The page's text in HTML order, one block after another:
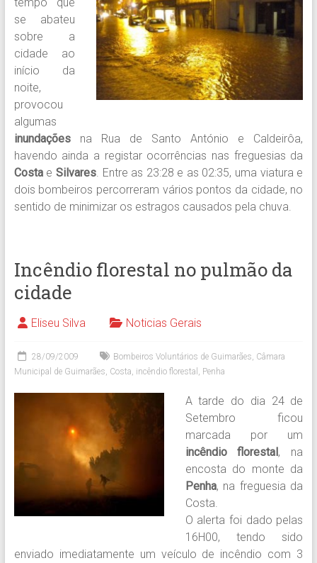
se abateu
sobre a
cidade ao
início da
noite,
provocou
algumas
inundaçõesna Rua de Santo António e Caldeirôa,
havendo ainda a registar ocorrências nas freguesias da
Costae Silvares. Entre as 23:28 e as 02:35, uma viatura e
dois bombeiros percorreram vários pontos da cidade, no
sentido de minimizar os estragos causados pela chuva.
Incêndio florestal no pulmão da
cidade
Eliseu Silva Noticias Gerais
28/09/2009 Bombeiros Voluntários de Guimarães Câmara
Municipal de Guimarães Costa incêndio florestal Penha
A tarde do dia 24 de
Setembro ficou
marcada por um
incêndio florestal, na
encosta do monte da
Penha, na freguesia da
Costa.
O alerta foi dado pelas
16H00, tendo sido
enviado imediatamente um veículo de incêndio com 3